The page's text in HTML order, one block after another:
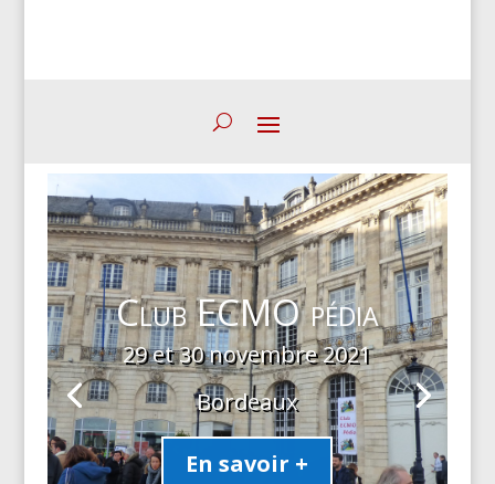
Club ECMO pédia
29 et 30 novembre 2021
Bordeaux
En savoir +